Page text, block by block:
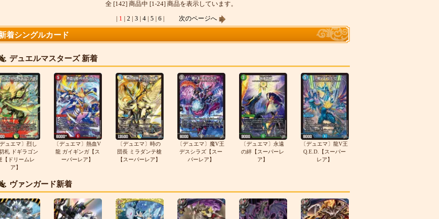
全 [142] 商品中 [1-24] 商品を表示しています。
| 1 | 2 | 3 | 4 | 5 | 6 | 次のページへ
着シングルカード
デュエルマスターズ 新着
ュエマ〕烈し
札 ドギラゴン
【ドリームレ
ア】
〔デュエマ〕熱血V
龍 ガイギンガ【ス
ーパーレア】
〔デュエマ〕時の
団長 ミラダンテ槍
【スーパーレア】
〔デュエマ〕魔V王
デスシラズ【スー
パーレア】
〔デュエマ〕永遠
の絆【スーパーレ
ア】
〔デュエマ〕龍V王
Q.E.D.【スーパー
レア】
ヴァンガード新着